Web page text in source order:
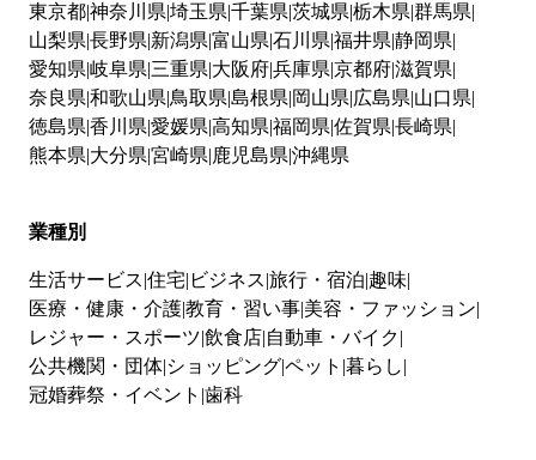
東京都神奈川県 埼玉県 千葉県 茨城県 栃木県 群馬県
山梨県 長野県 新潟県 富山県 石川県 福井県 静岡県
愛知県 岐阜県 三重県 大阪府兵庫県 京都府滋賀県
奈良県 和歌山県 鳥取県 島根県 岡山県 広島県 山口県
徳島県 香川県 愛媛県 高知県 福岡県 佐賀県 長崎県
熊本県 大分県 宮崎県 鹿児島県 沖縄県
業種別
生活サービス 住宅 ビジネス 旅行・宿泊 趣味
医療・健康・介護教育・習い事 美容・ファッション
レジャー・スポーツ 飲食店 自動車・バイク
公共機関・団体 ショッピングペット 暮らし
冠婚葬祭・イベント 歯科